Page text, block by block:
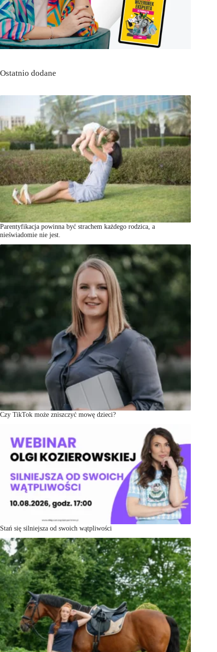
Ostatnio dodane
Parentyfikacja powinna być strachem każdego rodzica, a
nieświadomie nie jest.
Czy TikTok może zniszczyć mowę dzieci?
Stań się silniejsza od swoich wątpliwości